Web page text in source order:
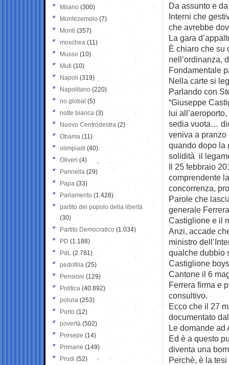
Da assunto e
Interni che
che avrebbe
La gara
È chiaro che su
nell’ordinanza,
Fondamentale
Nella carte si
Parlando con
“Giuseppe
lui
sedia vuota…
veniva a pranzo
quando dopo la
solidità il
Il 25 febbraio
comprendente
concorrenza,
Parole che
generale
Castiglione e il
Anzi, accade
ministro
qualche dubbio
Castiglione
Cantone il 6
Ferrera firma e
consultivo.
Ecco che il 27
documentato
Le domande ad
Ed è a questo
diventa una
Perchè, è la tesi
Milano (300)
Montezemolo (7)
Monti (357)
moschea (11)
Musso (10)
Muti (10)
Napoli (319)
Napolitano (220)
no global (5)
notte bianca (3)
Nuovo Centrodestra (2)
Obama (11)
olimpiadi (40)
Oliveri (4)
Pannella (29)
Papa (33)
Parlamento (1.428)
partito del popolo della libertà
(30)
Partito Democratico (1.034)
PD (1.188)
PdL (2.781)
pedofilia (25)
Pensioni (129)
Politica (40.892)
polizia (253)
Porto (12)
povertà (502)
Presepe (14)
Primarie (149)
Prodi (52)